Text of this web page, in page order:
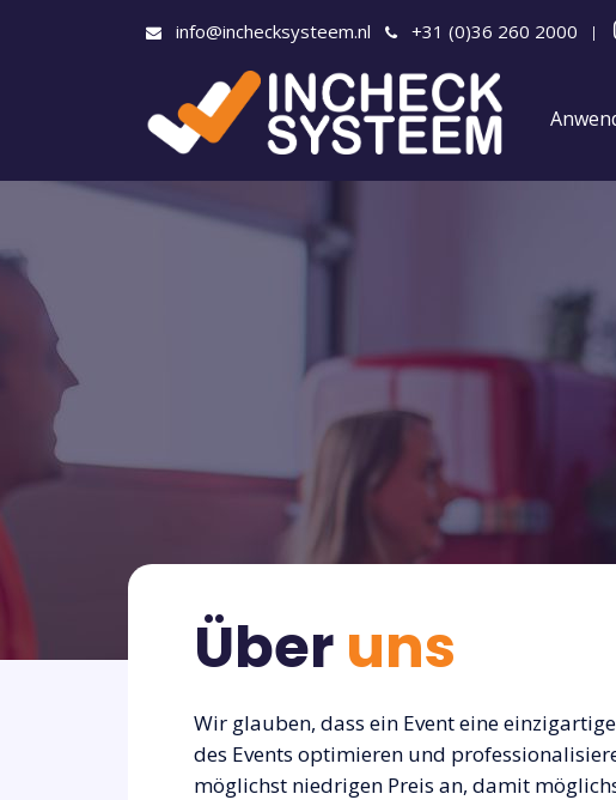
info@inchecksysteem.nl +31 (0)36 260 2000
Überuns
Wir glauben, dass ein Event eine
des Events optimieren und
möglichst niedrigen Preis an, damit